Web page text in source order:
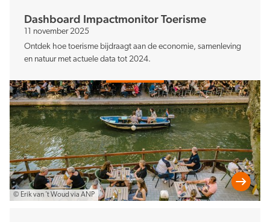
© Erik van 't Woud via ANP
Dashboard Impactmonitor Toerisme
11 november 2025
Ontdek hoe toerisme bijdraagt aan de economie, samenleving
en natuur met actuele data tot 2024.